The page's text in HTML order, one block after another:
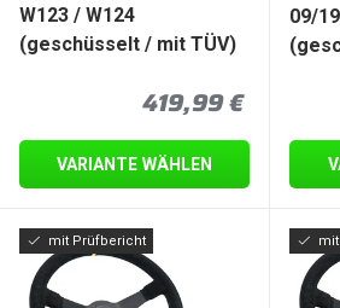
W123 / W124
(geschüsselt / mit TÜV)
Normaler Preis
419,99 €
VARIANTE WÄHLEN
09/
mit Prüfbericht